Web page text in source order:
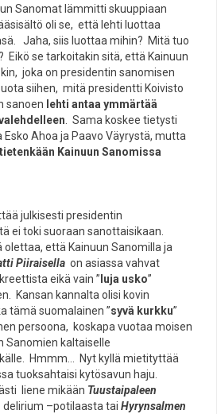
Sanomat lämmitti skuuppiaan
oli se, että lehti luottaa
Jaha, siis luottaa mihin? Mitä tuo
Eikö se tarkoitakin sitä, että Kainuun
joka on presidentin sanomisen
siihen, mitä presidentti Koivisto
sanoen lehti antaa ymmärtää
. Sama koskee tietysti
Esko Ahoa ja Paavo Väyrystä, mutta
Kainuun Sanomissa
julkisesti presidentin
ei toki suoraan sanottaisikaan.
olettaa, että Kainuun Sanomilla ja
Piiraisella on asiassa vahvat
eikä vain ” luja usko”
Kansan kannalta olisi kovin
tämä suomalainen ”syvä kurkku”
persoona, koskapa vuotaa moisen
Sanomien kaltaiselle
Hmmm… Nyt kyllä mietityttää
tuoksahtaisi kytösavun haju.
liene mikään Tuustaipaleen
delirium –potilaasta tai Hyrynsalmen